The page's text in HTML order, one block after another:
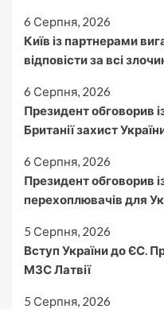
6 Серпня, 2026
Київ із партнерами
відповісти за всі
6 Серпня, 2026
Президент обговорив
Британії захист
6 Серпня, 2026
Президент обговорив
перехоплювачів для
5 Серпня, 2026
Вступ України до ЄС.
МЗС Латвії
5 Серпня, 2026